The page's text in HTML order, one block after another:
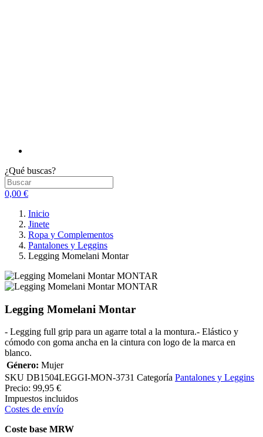
¿Qué buscas?
0,00 €
Inicio
Jinete
Ropa y Complementos
Pantalones y Leggins
Legging Momelani Montar
Legging Momelani Montar
- Legging full grip para un agarre total a la montura.- Elástico y
cómodo con goma ancha en la cintura con logo de la marca en
blanco.
Género: Mujer
SKU DB1504LEGGI-MON-3731 Categoría Pantalones y Leggins
Precio: 99,95 €
Impuestos incluidos
Costes de envío
Coste base MRW